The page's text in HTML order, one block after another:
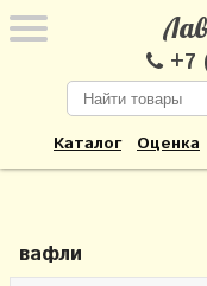
+7
Каталог Оценка
вафли